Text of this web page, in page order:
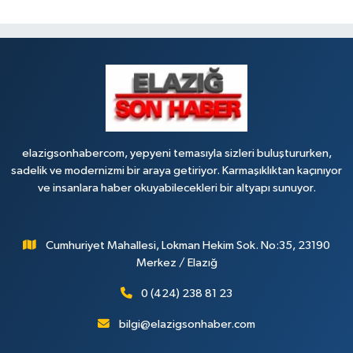
elazigsonhabercom, yepyeni temasıyla sizleri buluştururken,
sadelik ve modernizmi bir araya getiriyor. Karmaşıklıktan kaçınıyor
ve insanlara haber okuyabilecekleri bir altyapı sunuyor.
Cumhuriyet Mahallesi, Lokman Hekim Sok. No:35, 23190
Merkez / Elazığ
0 (424) 238 81 23
bilgi@elazigsonhaber.com